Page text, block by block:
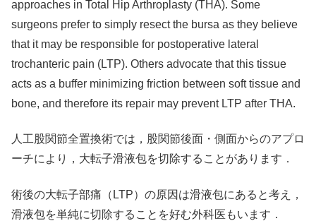
approaches in Total Hip Arthroplasty (THA). Some
surgeons prefer to simply resect the bursa as they believe
that it may be responsible for postoperative lateral
trochanteric pain (LTP). Others advocate that this tissue
acts as a buffer minimizing friction between soft tissue and
bone, and therefore its repair may prevent LTP after THA.
人工股関節全置換術では，股関節後面・側面からのアプロ
ーチにより，大転子滑液包を切除することがあります．
術後の大転子部痛（LTP）の原因は滑液包にあると考え，
滑液包を単純に切除することを好む外科医もいます．